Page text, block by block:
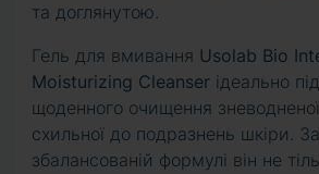
та доглянутою.
Гель для вмивання Usolab Bio
Moisturizing Cleanser ідеально
щоденного очищення
схильної до подразнень шкіри.
збалансованій формулі він не